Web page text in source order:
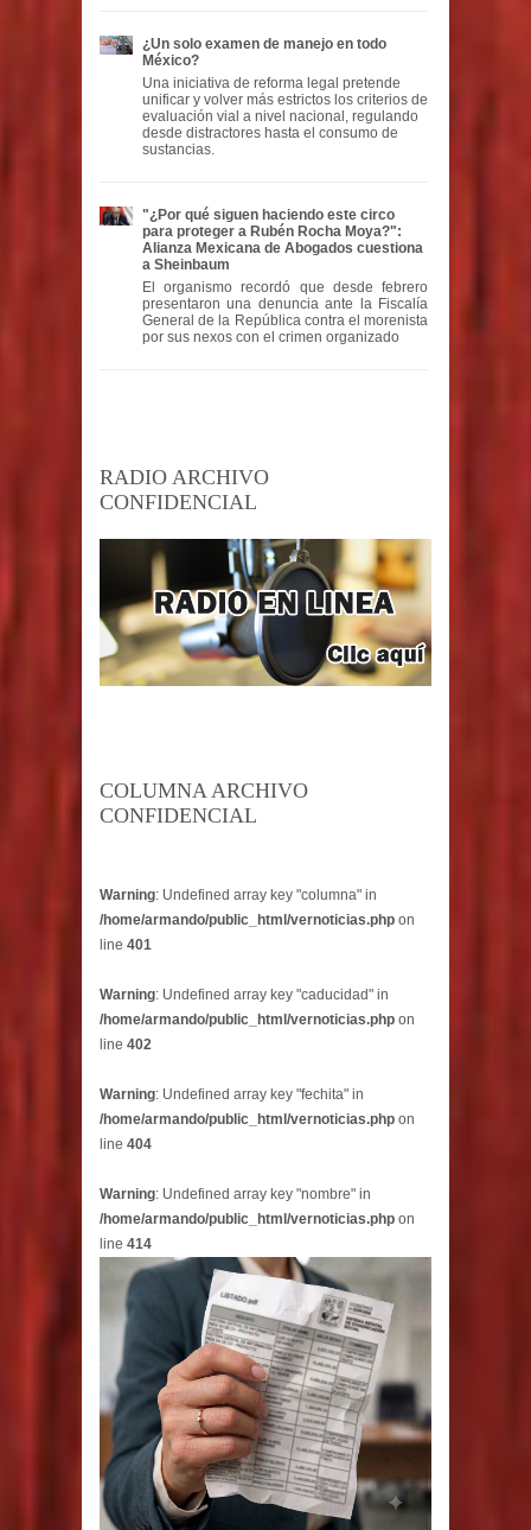
¿Un solo examen de manejo en todo
México?
Una iniciativa de reforma legal pretende
unificar y volver más estrictos los criterios de
evaluación vial a nivel nacional, regulando
desde distractores hasta el consumo de
sustancias.
"¿Por qué siguen haciendo este circo
para proteger a Rubén Rocha Moya?":
Alianza Mexicana de Abogados cuestiona
a Sheinbaum
El organismo recordó que desde febrero
presentaron una denuncia ante la Fiscalía
General de la República contra el morenista
por sus nexos con el crimen organizado
RADIO ARCHIVO
CONFIDENCIAL
COLUMNA ARCHIVO
CONFIDENCIAL
Warning: Undefined array key "columna" in
/home/armando/public_html/vernoticias.php on
line 401
Warning: Undefined array key "caducidad" in
/home/armando/public_html/vernoticias.php on
line 402
Warning: Undefined array key "fechita" in
/home/armando/public_html/vernoticias.php on
line 404
Warning: Undefined array key "nombre" in
/home/armando/public_html/vernoticias.php on
line 414